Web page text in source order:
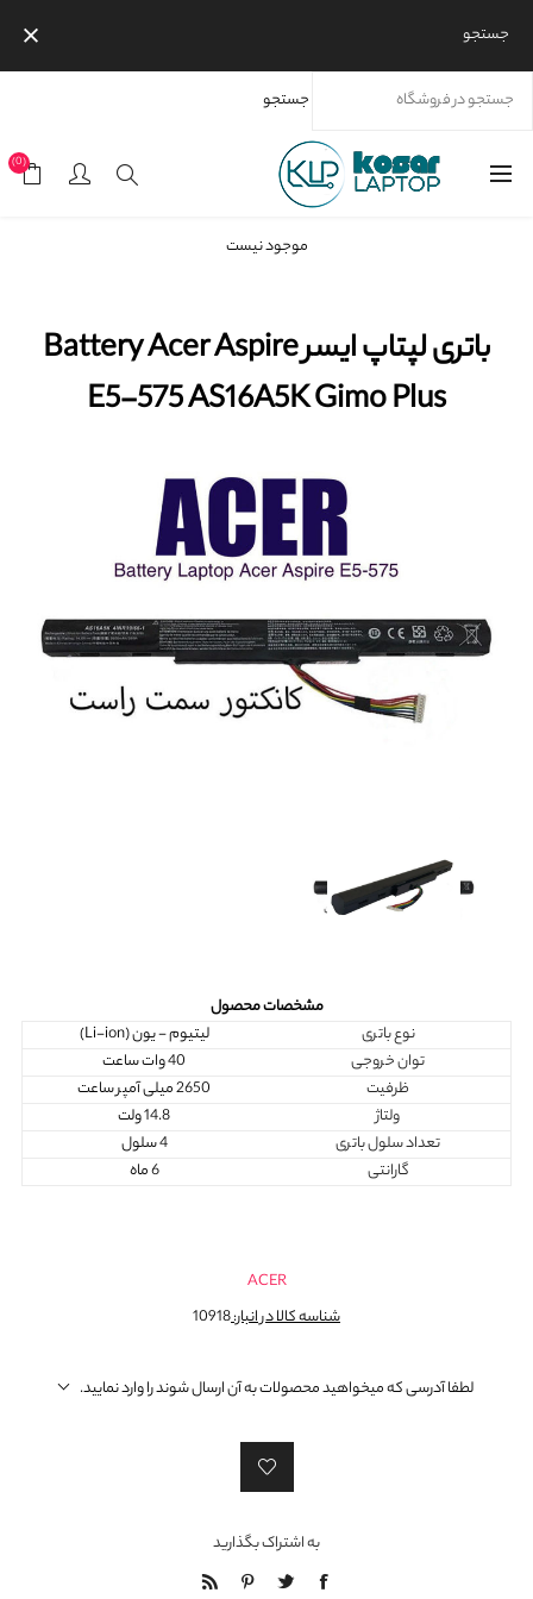
جستجو
جستجو
(0)
باتری لپتاپ ایسر Battery Acer Aspire E5-575 AS16A5K Gimo Plus
باتری لپتاپ ایسر Battery Acer Aspire
E5-575 AS16A5K Gimo Plus
مشخصات محصول
نوع باتری
لیتیوم - یون (Li-ion)
توان خروجی
40 وات ساعت
ظرفیت
2650 میلی آمپر ساعت
ولتاژ
14.8 ولت
تعداد سلول باتری
4 سلول
گارانتی
6 ماه
موجود نیست
ACER
شناسه کالا در انبار:10918
لطفا آدرسی که میخواهید محصولات به آن ارسال شوند را وارد نمایید.
به اشتراک بگذارید